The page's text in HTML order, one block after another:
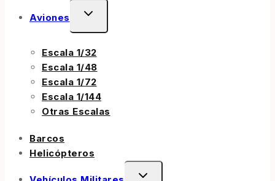
Aviones
Escala 1/32
Escala 1/48
Escala 1/72
Escala 1/144
Otras Escalas
Barcos
Helicópteros